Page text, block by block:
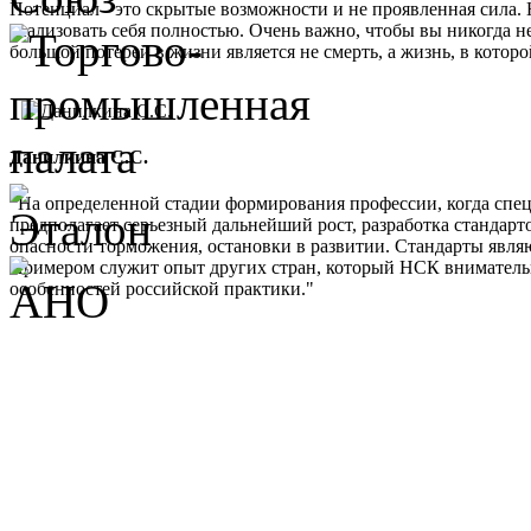
Потенциал - это скрытые возможности и не проявленная
реализовать себя полностью. Очень важно, чтобы вы никогда
большой потерей в жизни является не смерть, а жизнь, в
Данилкина С.С.
"На определенной стадии формирования профессии, когда
предполагает серьезный дальнейший рост, разработка
опасности торможения, остановки в развитии. Стандарты
Примером служит опыт других стран, который НСК
особенностей российской практики."